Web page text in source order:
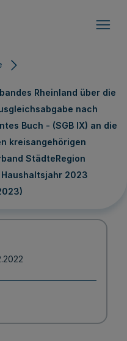
Rheinland über die
nach
Buch - (SGB IX) an die
kreisangehörigen
StädteRegion
2023